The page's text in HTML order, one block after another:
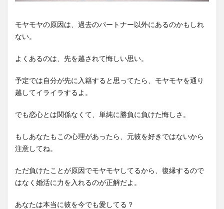
モヤモヤの原因は、過去のパートナー以外にあるのかもしれ
ない。
よくあるのは、先を越されて悔しい思い。
予定では自分が先に入籍すると思ってたら、モヤモヤを通り
越してイライラするよ。
でも恋心とは関係なくて、単純に勝負に負けた悔しさ。
もしあなたもこの心理があったら、元彼を好きではないから
注意してね。
ただ負けたことが原因でモヤモヤしてるから、復縁するので
はなく婚活に力を入れるのが正解だよ。
あなたは本当に彼を今でも愛してる？